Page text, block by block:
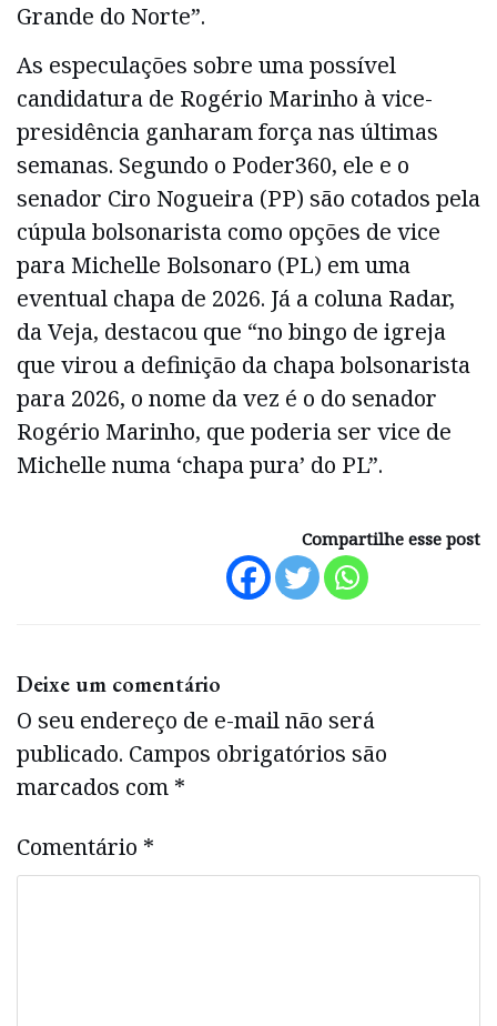
Grande do Norte”.
As especulações sobre uma possível
candidatura de Rogério Marinho à vice-
presidência ganharam força nas últimas
semanas. Segundo o Poder360, ele e o
senador Ciro Nogueira (PP) são cotados pela
cúpula bolsonarista como opções de vice
para Michelle Bolsonaro (PL) em uma
eventual chapa de 2026. Já a coluna Radar,
da Veja, destacou que “no bingo de igreja
que virou a definição da chapa bolsonarista
para 2026, o nome da vez é o do senador
Rogério Marinho, que poderia ser vice de
Michelle numa ‘chapa pura’ do PL”.
Compartilhe esse post
Deixe um comentário
O seu endereço de e-mail não será
publicado. Campos obrigatórios são
marcados com *
Comentário *